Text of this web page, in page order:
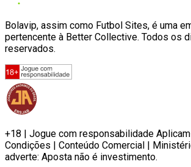
Bolavip, assim como Futbol Sites, é uma
pertencente à Better Collective. Todos os
reservados.
+18 | Jogue com responsabilidade
Condições | Conteúdo Comercial |
adverte: Aposta não é investimento.